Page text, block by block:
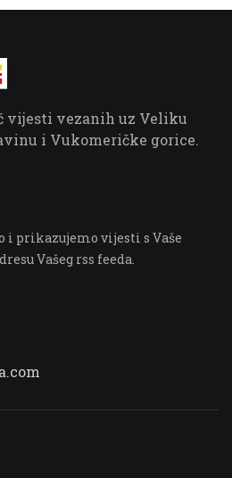
vijesti vezanih uz Veliku
i Vukomeričke gorice.
i prikazujemo vijesti s Vaše
Vašeg rss feeda.